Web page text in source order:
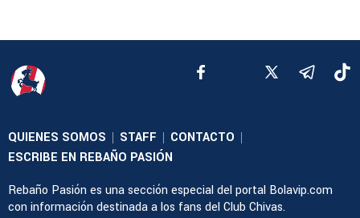
QUIENES SOMOS | STAFF | CONTACTO |
ESCRIBE EN REBAÑO PASIÓN
Rebaño Pasión es una sección especial del portal Bolavip.com
con información destinada a los fans del Club Chivas.